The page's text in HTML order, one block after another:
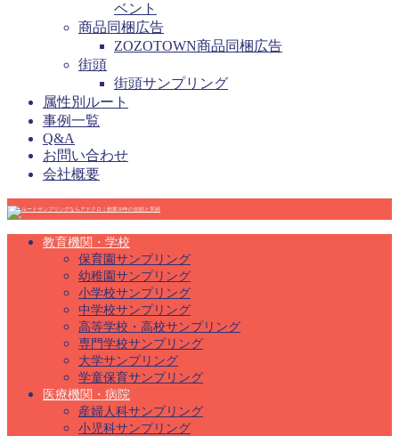
ベント
商品同梱広告
ZOZOTOWN商品同梱広告
街頭
街頭サンプリング
属性別ルート
事例一覧
Q&A
お問い合わせ
会社概要
教育機関・学校
保育園サンプリング
幼稚園サンプリング
小学校サンプリング
中学校サンプリング
高等学校・高校サンプリング
専門学校サンプリング
大学サンプリング
学童保育サンプリング
医療機関・病院
産婦人科サンプリング
小児科サンプリング